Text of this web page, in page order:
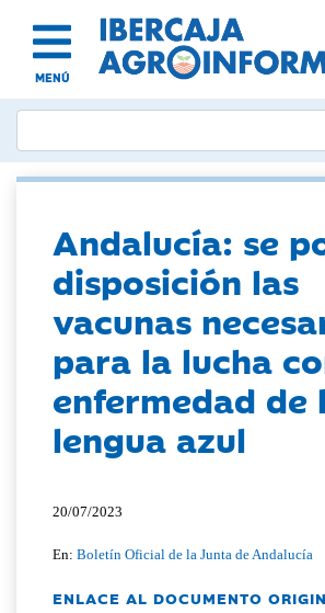
MENÚ
Andalucía: se
disposición las
vacunas
para la lucha
enfermedad de
lengua azul
20/07/2023
En:Boletín Oficial de la Junta de Andalucía
ENLACE AL DOCUMENTO